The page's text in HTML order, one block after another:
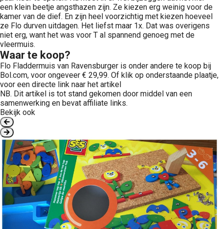
een klein beetje angsthazen zijn. Ze kiezen erg weinig voor de
kamer van de dief. En zijn heel voorzichtig met kiezen hoeveel
ze Flo durven uitdagen. Het liefst maar 1x. Dat was overigens
niet erg, want het was voor T al spannend genoeg met de
vleermuis.
Waar te koop?
Flo Fladdermuis van Ravensburger is onder andere te koop bij
Bol.com, voor ongeveer € 29,99. Of klik op onderstaande plaatje,
voor een directe link naar het artikel
NB. Dit artikel is tot stand gekomen door middel van een
samenwerking en bevat affiliate links.
Bekijk ook